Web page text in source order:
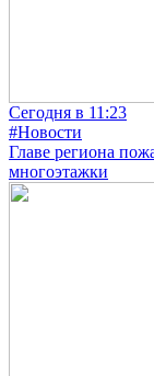
Сегодня в 11:23
#Новости
Главе региона
многоэтажки